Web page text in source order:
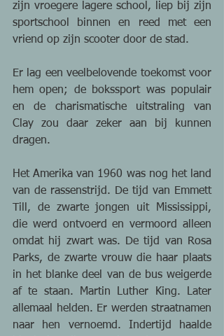
zijn vroegere lagere school, liep bij zijn
sportschool binnen en reed met een
vriend op zijn scooter door de stad.
Er lag een veelbelovende toekomst voor
hem open; de bokssport was populair
en de charismatische uitstraling van
Clay zou daar zeker aan bij kunnen
dragen.
Het Amerika van 1960 was nog het land
van de rassenstrijd. De tijd van Emmett
Till, de zwarte jongen uit Mississippi,
die werd ontvoerd en vermoord alleen
omdat hij zwart was. De tijd van Rosa
Parks, de zwarte vrouw die haar plaats
in het blanke deel van de bus weigerde
af te staan. Martin Luther King. Later
allemaal helden. Er werden straatnamen
naar hen vernoemd. Indertijd haalde